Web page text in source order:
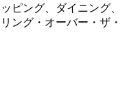
ピング、ダイニング、
ング・オーバー・ザ・